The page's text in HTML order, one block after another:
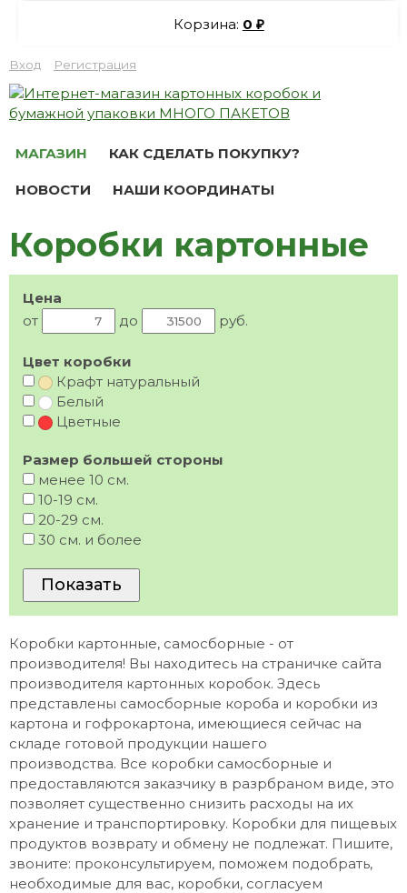
Корзина: 0 ₽
Вход Регистрация
МАГАЗИН КАК СДЕЛАТЬ ПОКУПКУ?
НОВОСТИ НАШИ КООРДИНАТЫ
Коробки картонные
Цена
от
до руб.
Цвет коробки
Крафт натуральный
Белый
Цветные
Размер большей стороны
менее 10 см.
10-19 см.
20-29 см.
30 см. и более
Коробки картонные, самосборные - от
производителя! Вы находитесь на страничке сайта
производителя картонных коробок. Здесь
представлены самосборные короба и коробки из
картона и гофрокартона, имеющиеся сейчас на
складе готовой продукции нашего
производства. Все коробки самосборные и
предоставляются заказчику в разрбраном виде, это
позволяет существенно снизить расходы на их
хранение и транспортировку. Коробки для пищевых
продуктов возврату и обмену не подлежат. Пишите,
звоните: проконсультируем, поможем подобрать,
необходимые для вас, коробки, согласуем